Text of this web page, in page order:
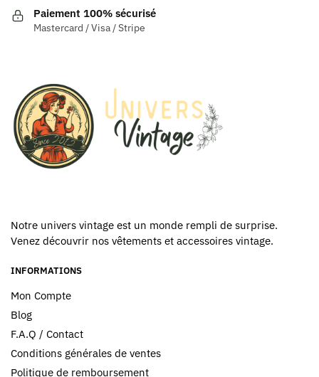
Paiement 100% sécurisé
Mastercard / Visa / Stripe
Notre univers vintage est un monde rempli de surprise.
Venez découvrir nos vêtements et accessoires vintage.
INFORMATIONS
Mon Compte
Blog
F.A.Q / Contact
Conditions générales de ventes
Politique de remboursement